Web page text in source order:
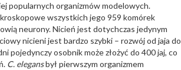
popularnych organizmów modelowych.
wszystkich jego 959 komórek
neurony. Nicień jest dotychczas jedynym
nicieni jest bardzo szybki – rozwój od jaja do
pojedynczy osobnik może złożyć do 400 jaj, co
C. elegansbył pierwszym organizmem